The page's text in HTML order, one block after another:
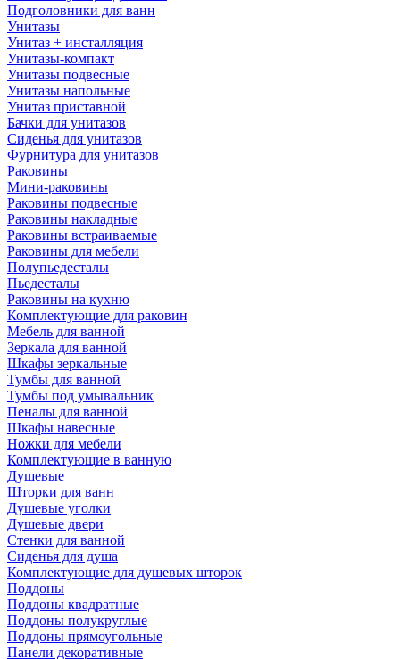
Подголовники для ванн
Унитазы
Унитаз + инсталляция
Унитазы-компакт
Унитазы подвесные
Унитазы напольные
Унитаз приставной
Бачки для унитазов
Сиденья для унитазов
Фурнитура для унитазов
Раковины
Мини-раковины
Раковины подвесные
Раковины накладные
Раковины встраиваемые
Раковины для мебели
Полупьедесталы
Пьедесталы
Раковины на кухню
Комплектующие для раковин
Мебель для ванной
Зеркала для ванной
Шкафы зеркальные
Тумбы для ванной
Тумбы под умывальник
Пеналы для ванной
Шкафы навесные
Ножки для мебели
Комплектующие в ванную
Душевые
Шторки для ванн
Душевые уголки
Душевые двери
Стенки для ванной
Сиденья для душа
Комплектующие для душевых шторок
Поддоны
Поддоны квадратные
Поддоны полукруглые
Поддоны прямоугольные
Панели декоративные